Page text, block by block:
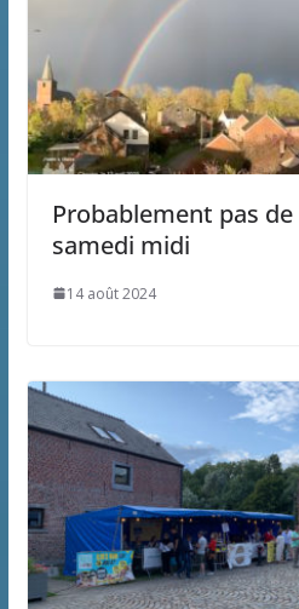
Probablement pas
samedi midi
14 août 2024